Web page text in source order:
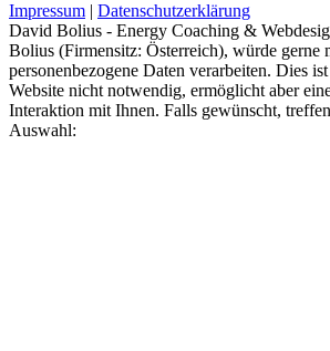
Impressum | Datenschutzerklärung
David Bolius - Energy Coaching &
Bolius (Firmensitz: Österreich), würde gerne
personenbezogene Daten verarbeiten. Dies
Website nicht notwendig, ermöglicht aber
Interaktion mit Ihnen. Falls gewünscht,
Auswahl: